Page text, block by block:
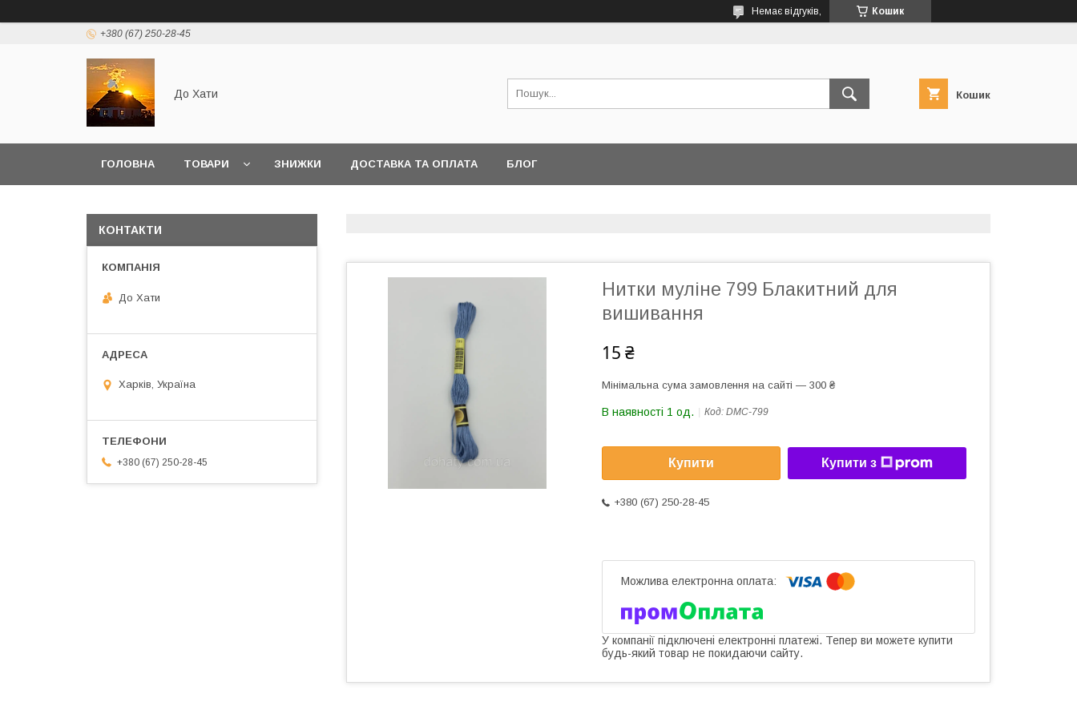
Кошик
Немає відгуків,
+380 (67) 250-28-45
До Хати Кошик
ГОЛОВНА ТОВАРИ ЗНИЖКИ ДОСТАВКА ТА ОПЛАТА БЛОГ
Нитки муліне 799 Блакитний для
вишивання
15 ₴
Мінімальна сума замовлення на сайті — 300 ₴
В наявності 1 од. Код: DMC-799
Купити Купити з
+380 (67) 250-28-45
У компанії підключені електронні платежі. Тепер ви можете купити
будь-який товар не покидаючи сайту.
КОНТАКТИ
До Хати
Харків, Україна
+380 (67) 250-28-45